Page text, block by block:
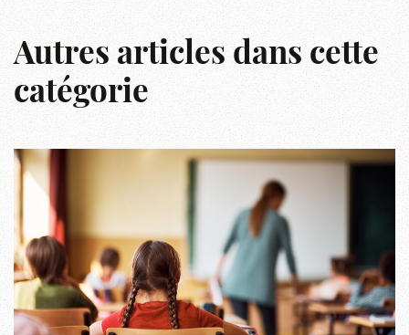
Autres articles dans cette
catégorie